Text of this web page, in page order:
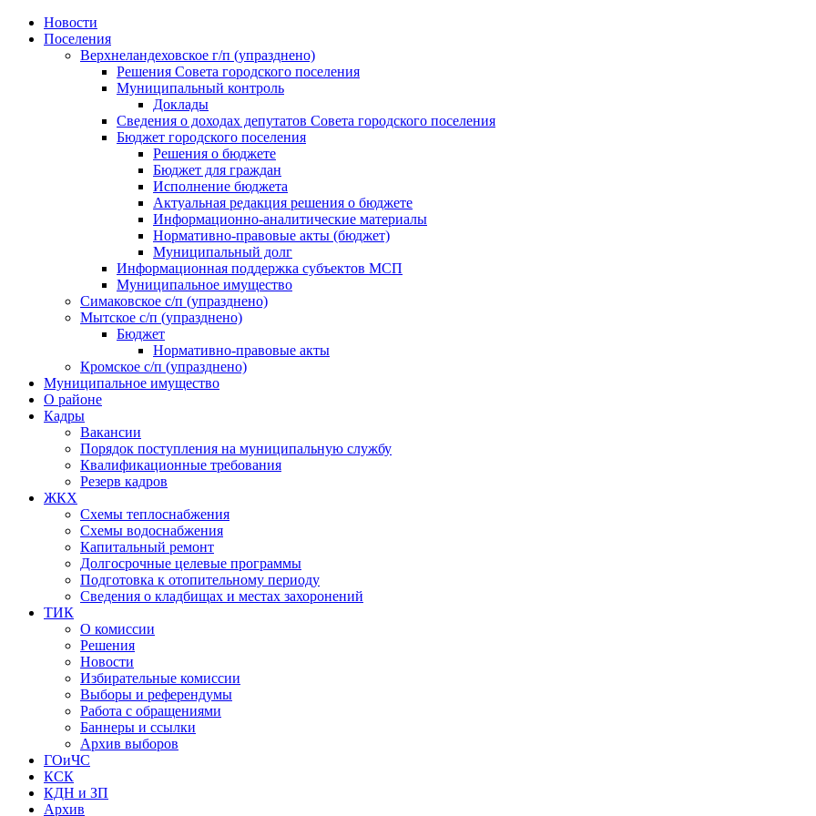
Skip
Новости
Поселения
Верхнеландеховское г/п (упразднено)
Решения Совета городского поселения
Муниципальный контроль
Доклады
Сведения о доходах депутатов Совета городского поселения
Бюджет городского поселения
Решения о бюджете
Бюджет для граждан
Исполнение бюджета
Актуальная редакция решения о бюджете
Информационно-аналитические материалы
Нормативно-правовые акты (бюджет)
Муниципальный долг
Информационная поддержка субъектов МСП
Муниципальное имущество
Симаковское с/п (упразднено)
Мытское с/п (упразднено)
Бюджет
Нормативно-правовые акты
Кромское с/п (упразднено)
Муниципальное имущество
О районе
Кадры
Вакансии
Порядок поступления на муниципальную службу
Квалификационные требования
Резерв кадров
ЖКХ
Схемы теплоснабжения
Схемы водоснабжения
Капитальный ремонт
Долгосрочные целевые программы
Подготовка к отопительному периоду
Сведения о кладбищах и местах захоронений
ТИК
О комиссии
Решения
Новости
Избирательные комиссии
Выборы и референдумы
Работа с обращениями
Баннеры и ссылки
Архив выборов
ГОиЧС
КСК
КДН и ЗП
Архив